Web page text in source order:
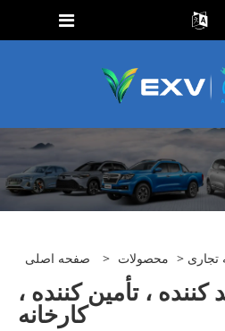
صفحه اصلی > محصولات > تجاری
کننده ، تأمین کننده ،
کارخانه